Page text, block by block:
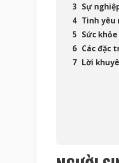
Sự
Tình yêu
Sức
Các đặc
Lời